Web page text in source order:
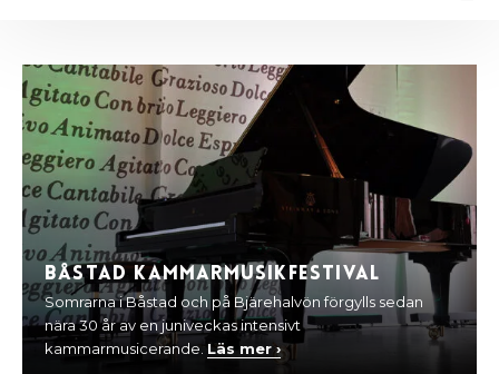
Båstad kammarmusikfestival
Somrarna i Båstad och på Bjärehalvön förgylls sedan
nära 30 år av en juniveckas intensivt
kammarmusicerande. Läs mer ›